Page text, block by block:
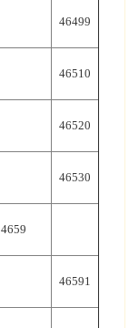
46499
46510
46520
46530
4659
46591